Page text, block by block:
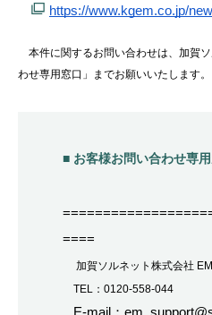
https://www.kgem.co.jp/
本件に関するお問い合わせは、加賀
わせ専用窓口」までお願いいたします。
■ お客様お問い合わせ専
====
加賀ソルネット株式会社
TEL：0120-558-044